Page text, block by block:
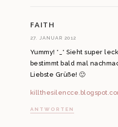
FAITH
27. JANUAR 2012
Yummy! *_* Sieht super
bestimmt bald mal
Liebste Grüße! 🙂
ANTWORTEN